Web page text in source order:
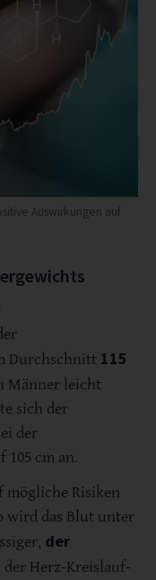
Auswirkungen auf
Durchschnitt 115
Männer leicht
sich der
der
105 cm an.
mögliche Risiken
wird das Blut unter
der
der Herz-Kreislauf-